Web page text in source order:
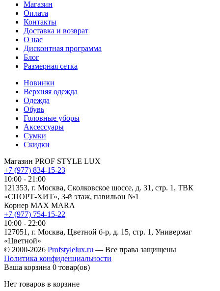
Магазин
Оплата
Контакты
Доставка и возврат
О нас
Дисконтная программа
Блог
Размерная сетка
Новинки
Верхняя одежда
Одежда
Обувь
Головные уборы
Аксессуары
Сумки
Скидки
Магазин PROF STYLE LUX
+7 (977) 834-15-23
10:00 - 21:00
121353, г. Москва, Сколковское шоссе, д. 31, стр. 1, ТВК
«СПОРТ-ХИТ», 3-й этаж, павильон №1
Корнер MAX MARA
+7 (977) 754-15-22
10:00 - 22:00
127051, г. Москва, Цветной б-р, д. 15, стр. 1, Универмаг
«Цветной»
© 2000-2026 Profstylelux.ru — Все права защищены
Политика конфиденциальности
Ваша корзина 0 товар(ов)
Нет товаров в корзине